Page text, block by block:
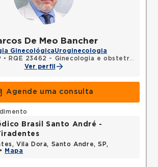
De Meo Bancher
GinecológicaUroginecologia
•
RQE 23462 - Ginecologia e obstetrícia
Ver perfil
Agende uma consulta
Brasil Santo André -
Vila Dora, Santo Andre, SP,
Mapa